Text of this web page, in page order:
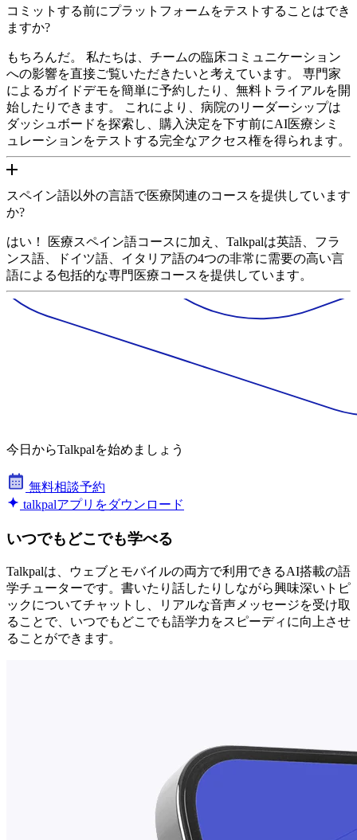
コミットする前にプラットフォームをテストすることはでき
ますか?
もちろんだ。 私たちは、チームの臨床コミュニケーション
への影響を直接ご覧いただきたいと考えています。 専門家
によるガイドデモを簡単に予約したり、無料トライアルを開
始したりできます。 これにより、病院のリーダーシップは
ダッシュボードを探索し、購入決定を下す前にAI医療シミ
ュレーションをテストする完全なアクセス権を得られます。
スペイン語以外の言語で医療関連のコースを提供しています
か?
はい！ 医療スペイン語コースに加え、Talkpalは英語、フラ
ンス語、ドイツ語、イタリア語の4つの非常に需要の高い言
語による包括的な専門医療コースを提供しています。
今日からTalkpalを始めましょう
無料相談予約
talkpalアプリをダウンロード
いつでもどこでも学べる
Talkpalは、ウェブとモバイルの両方で利用できるAI搭載の語
学チューターです。書いたり話したりしながら興味深いトピ
ックについてチャットし、リアルな音声メッセージを受け取
ることで、いつでもどこでも語学力をスピーディに向上させ
ることができます。